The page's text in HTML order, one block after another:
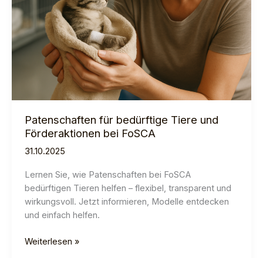
Patenschaften für bedürftige Tiere und
Förderaktionen bei FoSCA
31.10.2025
Lernen Sie, wie Patenschaften bei FoSCA
bedürftigen Tieren helfen – flexibel, transparent und
wirkungsvoll. Jetzt informieren, Modelle entdecken
und einfach helfen.
Patenschaften
Weiterlesen »